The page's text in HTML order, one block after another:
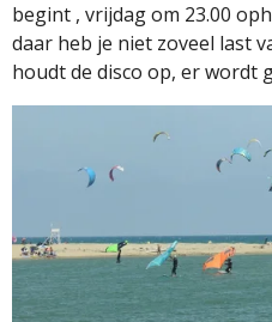
begint , vrijdag om 23.00
daar heb je niet zoveel last
houdt de disco op, er wordt